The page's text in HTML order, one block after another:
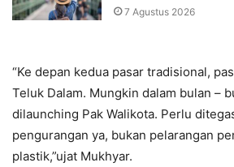
7 Agustus 2026
“Ke depan kedua pasar tradisional,
Teluk Dalam. Mungkin dalam bulan –
dilaunching Pak Walikota. Perlu
pengurangan ya, bukan pelarangan
plastik,”ujat Mukhyar.